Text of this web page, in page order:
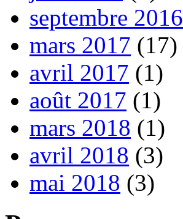
septembre 2016
mars 2017 (17)
avril 2017 (1)
août 2017 (1)
mars 2018 (1)
avril 2018 (3)
mai 2018 (3)